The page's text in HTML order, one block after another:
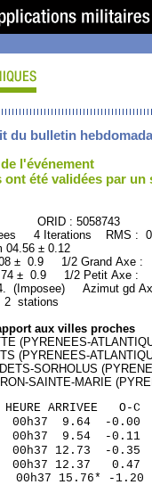
du bulletin
l'événement
été validées par un
: 5058743
4 Iterations RMS :
04.56 ± 0.12
± 0.9 1/2 Grand Axe :
± 0.9 1/2 Petit Axe :
Azimut gd
2 stations
aux villes proches
(PYRENEES-
(PYRENEES-
SORHOLUS
SAINTE-MARIE
HEURE
00h37
00h37
12.73 -
00h37
15.76* -